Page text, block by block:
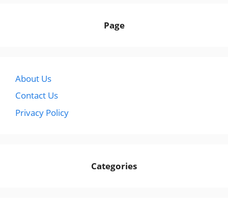
Page
About Us
Contact Us
Privacy Policy
Categories